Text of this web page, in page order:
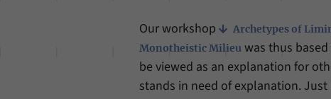
Our workshop
Archetypes of
Monotheistic Milieu was thus
be viewed as an explanation for
stands in need of explanation.